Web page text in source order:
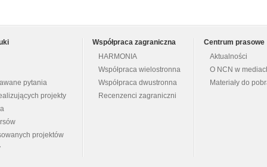
pytania
projekty
projektów
Współpraca zagraniczna
HARMONIA
Współpraca wielostronna
Współpraca dwustronna
Recenzenci zagraniczni
Centrum prasowe
Aktualności
O NCN w
Materiały do